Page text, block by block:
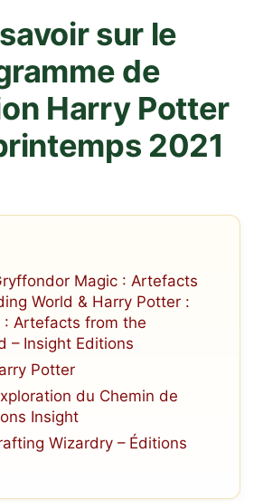
sur le
de
Harry Potter
2021
Magic : Artefacts
World & Harry Potter :
: Artefacts from the
– Insight Editions
Potter
du Chemin de
Insight
Wizardry – Éditions